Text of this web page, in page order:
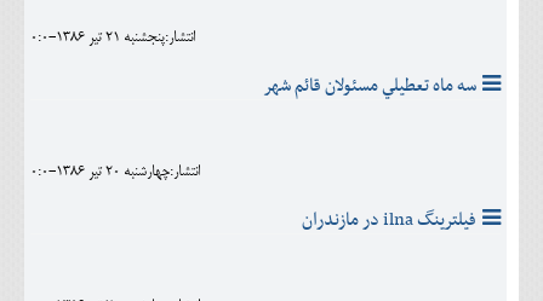
انتشار:پنجشنبه 21 تير 1386-0:0
سه ماه تعطيلي مسئولان قائم شهر
انتشار:چهارشنبه 20 تير 1386-0:0
فيلترينگ ilna در مازندران